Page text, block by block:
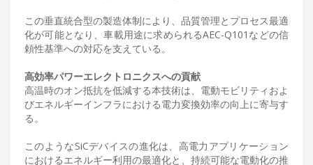
この垂直統合型の製造体制により、品質管理とプロセス最適
化が可能となり、車載用途に求められるAEC-Q101などの信
頼性基準への対応を支えている。
高効率パワーエレクトロニクスへの貢献
高温時のオン抵抗を低減する本技術は、電動モビリティおよ
びエネルギーインフラにおける電力変換効率の向上に寄与す
る。
このようなSiCデバイスの進化は、高電力アプリケーション
におけるエネルギー利用の最適化と、持続可能な電動化の推